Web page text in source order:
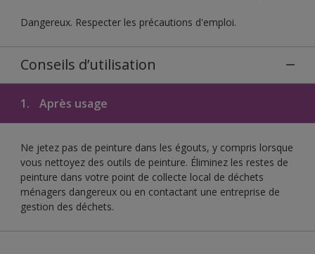
Dangereux. Respecter les précautions d'emploi.
Conseils d’utilisation
1. Après usage
Ne jetez pas de peinture dans les égouts, y compris lorsque
vous nettoyez des outils de peinture. Éliminez les restes de
peinture dans votre point de collecte local de déchets
ménagers dangereux ou en contactant une entreprise de
gestion des déchets.